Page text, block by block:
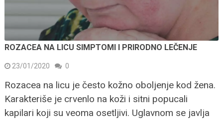
ROZACEA NA LICU SIMPTOMI I PRIRODNO LEČENJE
23/01/2020 0
Rozacea na licu je često kožno oboljenje kod žena.
Karakteriše je crvenlo na koži i sitni popucali
kapilari koji su veoma osetljivi. Uglavnom se javlja